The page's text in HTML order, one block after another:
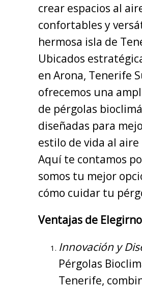
crear espacios al
confortables y
hermosa isla de
Ubicados
en Arona, Tenerife
ofrecemos una
de pérgolas
diseñadas para
estilo de vida al
Aquí te contamos
somos tu mejor
cómo cuidar tu
Ventajas de
Innovación y
Pérgolas
Tenerife,